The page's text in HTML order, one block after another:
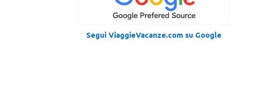
Segui ViaggieVacanze.com su Google